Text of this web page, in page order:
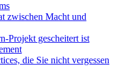
zwischen Macht und
Projekt gescheitert ist
die Sie nicht vergessen